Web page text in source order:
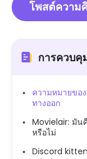
การควบคุ
ความหมายข
ทางออก
Movielair: มัน
หรือไม่
Discord